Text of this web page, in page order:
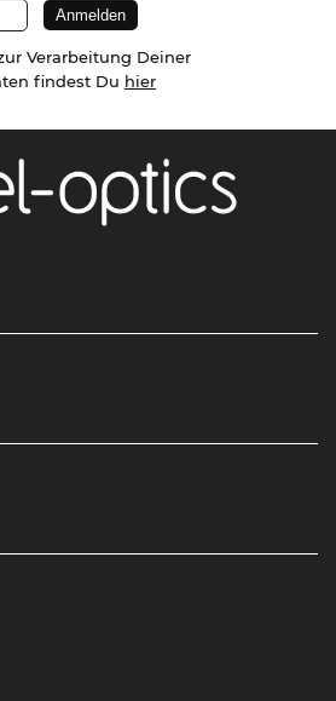
Verarbeitung Deiner
findest Du hier